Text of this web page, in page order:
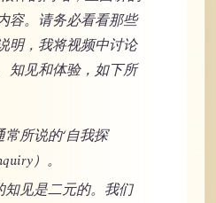
容。请务必看看那些
明，我将视频中讨论
知见和体验，如下所
所说的‘自我探
）。
知见是二元的。我们